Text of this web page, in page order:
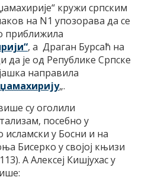
кружи српским
на N1 упозорава да се
приближила
, а Драган Бурсаћ на
да је од Републике Српске
направила
„.
су оголили
посебно у
исламски у Босни и на
Бисерко у својој књизи
113). А Алексеј Кишјухас у